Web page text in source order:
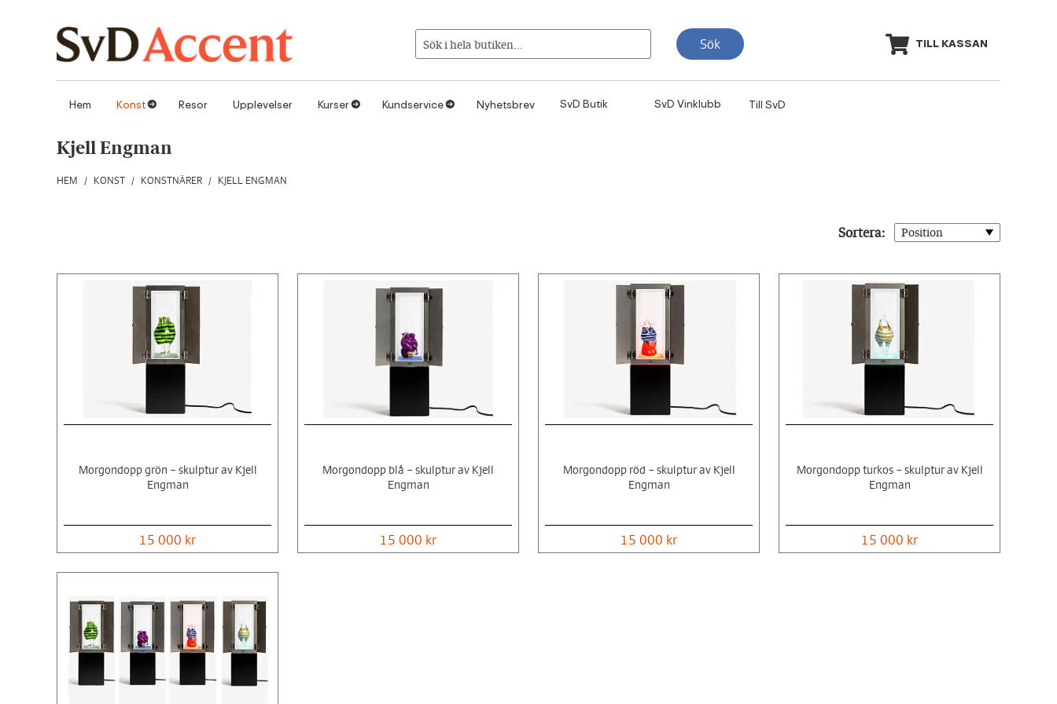
Sök i hela butiken... Sök TILL KASSAN
Hem Konst1 Resor Upplevelser Kurser1 Kundservice1 Nyhetsbrev SvD Butik SvD Vinklubb Till SvD
Kjell Engman
HEM / KONST / KONSTNÄRER / KJELL ENGMAN
Sortera: Position
Morgondopp grön – skulptur av Kjell
Engman
15 000 kr
Morgondopp blå – skulptur av Kjell
Engman
15 000 kr
Morgondopp röd – skulptur av Kjell
Engman
15 000 kr
Morgondopp turkos – skulptur av Kjell
Engman
15 000 kr